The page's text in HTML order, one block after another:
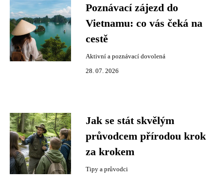
Poznávací zájezd do
Vietnamu: co vás čeká na
cestě
Aktivní a poznávací dovolená
28. 07. 2026
Jak se stát skvělým
průvodcem přírodou krok
za krokem
Tipy a průvodci